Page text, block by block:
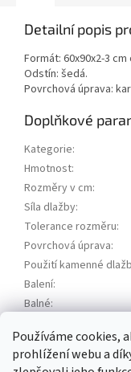
Používáme cookies,
prohlížení webu a
Detailní popis
Formát: 60x90x2-3
Odstín: šedá.
Povrchová úprava:
Doplňkové
Kategorie:
Hmotnost:
Rozměry v cm:
Síla dlažby:
Tolerance rozměru:
Povrchová úprava:
Použití kamenné
Balení:
Balné: